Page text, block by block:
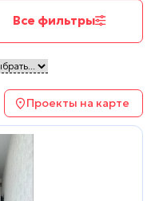
Все фильтры
Проекты на карте